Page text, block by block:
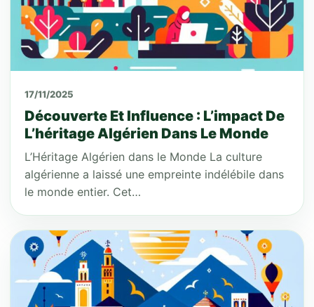
17/11/2025
Découverte Et Influence : L’impact De
L’héritage Algérien Dans Le Monde
L’Héritage Algérien dans le Monde La culture
algérienne a laissé une empreinte indélébile dans
le monde entier. Cet…